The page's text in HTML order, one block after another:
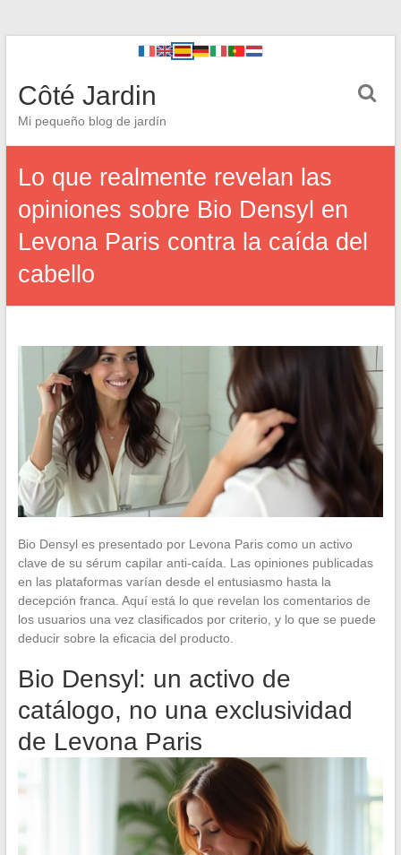
Côté Jardin
Mi pequeño blog de jardín
Lo que realmente revelan las
opiniones sobre Bio Densyl en
Levona Paris contra la caída del
cabello
Bio Densyl es presentado por Levona Paris como un activo
clave de su sérum capilar anti-caída. Las opiniones publicadas
en las plataformas varían desde el entusiasmo hasta la
decepción franca. Aquí está lo que revelan los comentarios de
los usuarios una vez clasificados por criterio, y lo que se puede
deducir sobre la eficacia del producto.
Bio Densyl: un activo de
catálogo, no una exclusividad
de Levona Paris